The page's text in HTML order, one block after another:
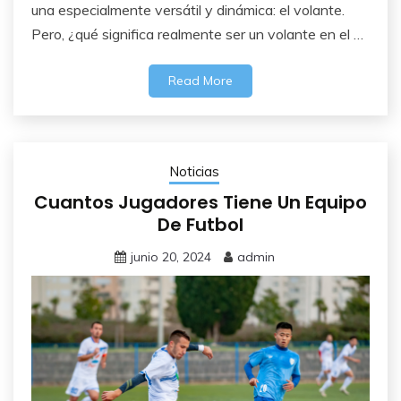
una especialmente versátil y dinámica: el volante.
Pero, ¿qué significa realmente ser un volante en el …
Read More
Noticias
Cuantos Jugadores Tiene Un Equipo
De Futbol
junio 20, 2024 admin